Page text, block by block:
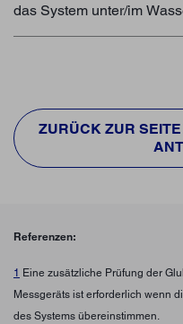
das System unter/im
ZURÜCK ZUR
Referenzen:
1 Eine zusätzliche Prüfung der
Messgeräts ist erforderlich wenn
des Systems übereinstimmen.